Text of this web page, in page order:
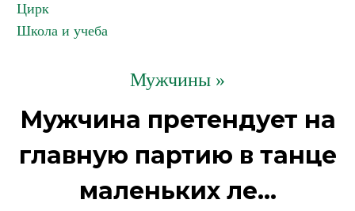
Цирк
Школа и учеба
Мужчины »
Мужчина претендует на
главную партию в танце
маленьких ле...